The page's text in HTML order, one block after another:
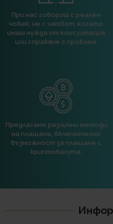
При нас говориш с реален
човек, не с чатбот, когато
имаш нужда от консултация
или справяне с проблем.
Предлагаме различни методи
на плащане, включително
възможност за плащане с
криптовалута.